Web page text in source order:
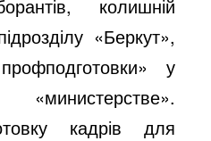
колишній
«Беркут»,
у
кадрів для